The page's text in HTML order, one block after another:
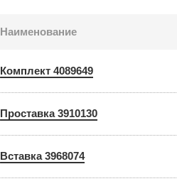
Наименование
Комплект 4089649
Проставка 3910130
Вставка 3968074